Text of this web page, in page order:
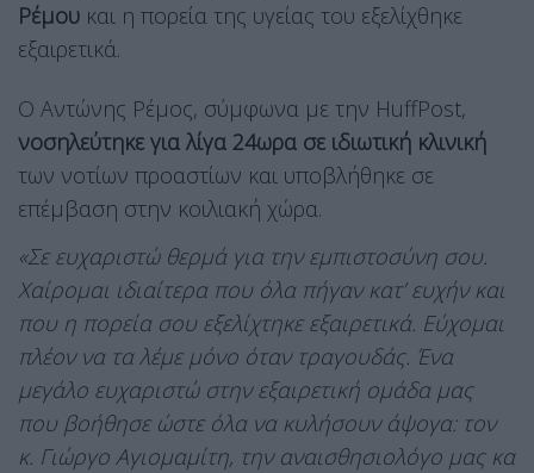
Ρέμου και η πορεία της υγείας του εξελίχθηκε
εξαιρετικά.
Ο Αντώνης Ρέμος, σύμφωνα με την HuffPost,
νοσηλεύτηκε για λίγα 24ωρα σε ιδιωτική κλινική
των νοτίων προαστίων και υποβλήθηκε σε
επέμβαση στην κοιλιακή χώρα.
«Σε ευχαριστώ θερμά για την εμπιστοσύνη σου.
Χαίρομαι ιδιαίτερα που όλα πήγαν κατ’ ευχήν και
που η πορεία σου εξελίχτηκε εξαιρετικά. Εύχομαι
πλέον να τα λέμε μόνο όταν τραγουδάς. Ένα
μεγάλο ευχαριστώ στην εξαιρετική ομάδα μας
που βοήθησε ώστε όλα να κυλήσουν άψογα: τον
κ. Γιώργο Αγιομαμίτη, την αναισθησιολόγο μας κα